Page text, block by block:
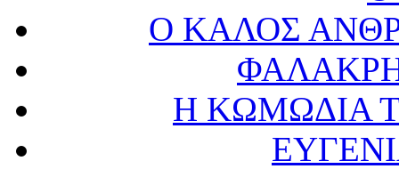
Ο ΚΑΛΟΣ
ΦΑΛΑΚΡΗ
Η ΚΩΜΩΔΙΑ